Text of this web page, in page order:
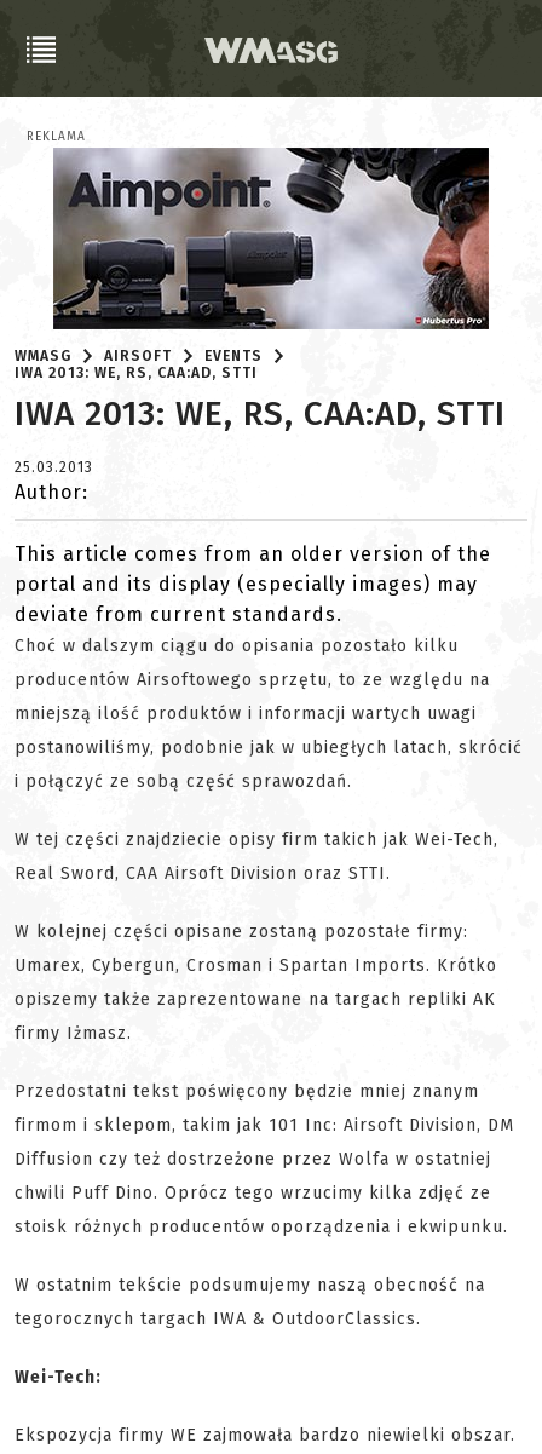
REKLAMA
WMASG AIRSOFT
EVENTS
IWA 2013: WE, RS, CAA:AD, STTI
IWA 2013: WE, RS, CAA:AD, STTI
25.03.2013
Author:
This article comes from an older version of the
portal and its display (especially images) may
deviate from current standards.
Choć w dalszym ciągu do opisania pozostało kilku
producentów Airsoftowego sprzętu, to ze względu na
mniejszą ilość produktów i informacji wartych uwagi
postanowiliśmy, podobnie jak w ubiegłych latach, skrócić
i połączyć ze sobą część sprawozdań.
W tej części znajdziecie opisy firm takich jak Wei-Tech,
Real Sword, CAA Airsoft Division oraz STTI.
W kolejnej części opisane zostaną pozostałe firmy:
Umarex, Cybergun, Crosman i Spartan Imports. Krótko
opiszemy także zaprezentowane na targach repliki AK
firmy Iżmasz.
Przedostatni tekst poświęcony będzie mniej znanym
firmom i sklepom, takim jak 101 Inc: Airsoft Division, DM
Diffusion czy też dostrzeżone przez Wolfa w ostatniej
chwili Puff Dino. Oprócz tego wrzucimy kilka zdjęć ze
stoisk różnych producentów oporządzenia i ekwipunku.
W ostatnim tekście podsumujemy naszą obecność na
tegorocznych targach IWA & OutdoorClassics.
Wei-Tech:
Ekspozycja firmy WE zajmowała bardzo niewielki obszar.